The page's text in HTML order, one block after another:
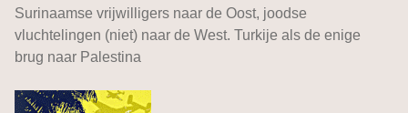
Surinaamse vrijwilligers naar de Oost, joodse
vluchtelingen (niet) naar de West. Turkije als de enige
brug naar Palestina